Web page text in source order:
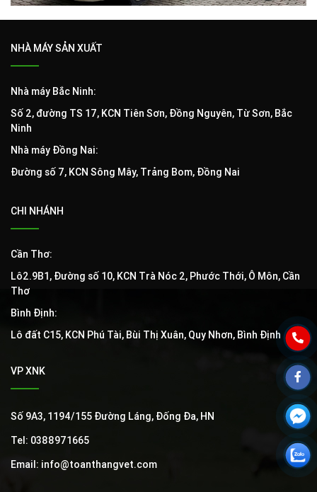
NHÀ MÁY SẢN XUẤT
Nhà máy Bắc Ninh:
Số 2, đường TS 17, KCN Tiên Sơn, Đồng Nguyên, Từ Sơn, Bắc
Ninh
Nhà máy Đồng Nai:
Đường số 7, KCN Sông Mây, Trảng Bom, Đồng Nai
CHI NHÁNH
Cần Thơ:
Lô2.9B1, Đường số 10, KCN Trà Nóc 2, Phước Thới, Ô Môn, Cần
Thơ
Bình Định:
Lô đất C15, KCN Phú Tài, Bùi Thị Xuân, Quy Nhơn, Bình Định
VP XNK
Số 9A3, 1194/155 Đường Láng, Đống Đa, HN
Tel: 0388971665
Email: info@toanthangvet.com